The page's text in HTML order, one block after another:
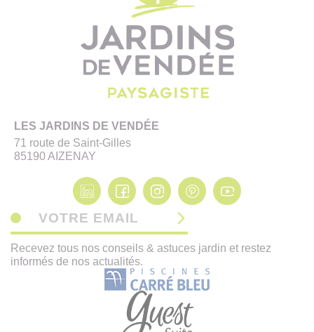
LES JARDINS DE VENDÉE
71 route de Saint-Gilles
85190 AIZENAY
VOTRE EMAIL
Recevez tous nos conseils & astuces jardin et restez
informés de nos actualités.